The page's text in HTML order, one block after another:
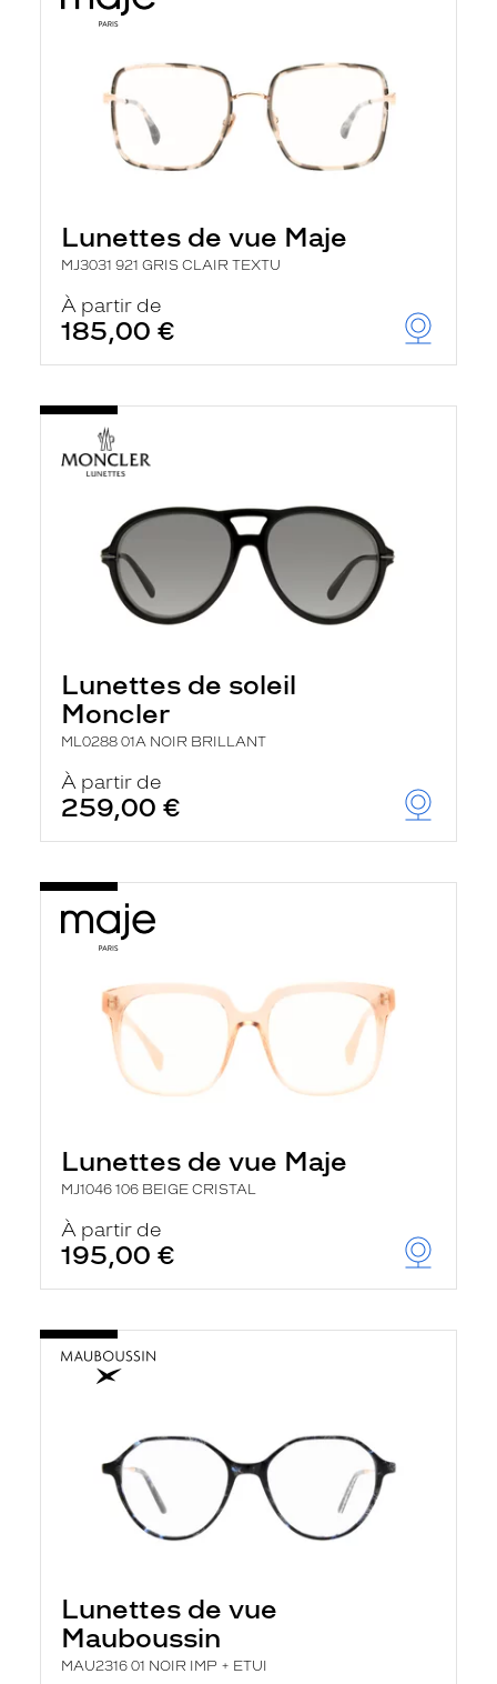
Lunettes de vue Maje
MJ3031 921 GRIS CLAIR TEXTU
À partir de
185,00 €
Lunettes de soleil
Moncler
ML0288 01A NOIR BRILLANT
À partir de
259,00 €
Lunettes de vue Maje
MJ1046 106 BEIGE CRISTAL
À partir de
195,00 €
Lunettes de vue
Mauboussin
MAU2316 01 NOIR IMP + ETUI